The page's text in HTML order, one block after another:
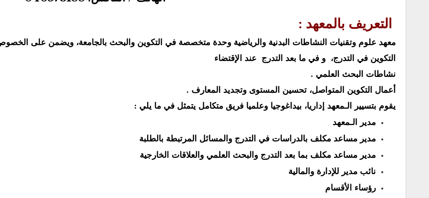
التعريف بالمعهد :
معهد علوم وتقنيات النشاطات البدنية والرياضية وحدة متخصصة في التكوين والبحث بالجامعة، ويضمن على
التكوين في التدرج، و في ما بعد التدرج عند الإقتضاء
نشاطات البحث العلمي .
أعمال التكوين المتواصل، تحسين المستوى وتجديد المعارف .
يقوم بتسيير الـمعهد إداريا، بيداغوجيا وعلميا فريق متكامل يتمثل في ما يلي :
مدير الـمعهد
مدير مساعد مكلف بالدراسات في التدرج والمسائل المرتبطة بالطلبة
مدير مساعد مكلف بما بعد التدرج والبحث العلمي والعلاقات الخارجية
نائب مدير للإدارة والمالية
رؤساء الأقسام